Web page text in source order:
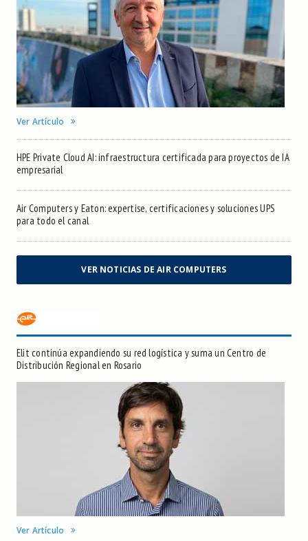
Ver Artículo
HPE Private Cloud AI: infraestructura certificada para proyectos de IA
empresarial
Air Computers y Eaton: expertise, certificaciones y soluciones UPS
para todo el canal
VER NOTICIAS DE AIR COMPUTERS
Elit continúa expandiendo su red logística y suma un Centro de
Distribución Regional en Rosario
Ver Artículo